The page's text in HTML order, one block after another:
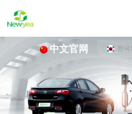
中文官网 한국